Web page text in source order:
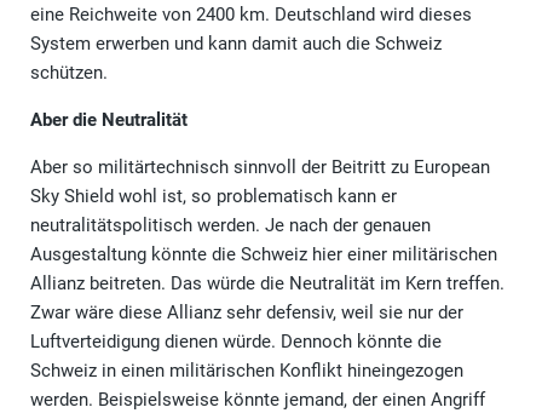
eine Reichweite von 2400 km. Deutschland wird dieses
System erwerben und kann damit auch die Schweiz
schützen.
Aber die Neutralität
Aber so militärtechnisch sinnvoll der Beitritt zu European
Sky Shield wohl ist, so problematisch kann er
neutralitätspolitisch werden. Je nach der genauen
Ausgestaltung könnte die Schweiz hier einer militärischen
Allianz beitreten. Das würde die Neutralität im Kern treffen.
Zwar wäre diese Allianz sehr defensiv, weil sie nur der
Luftverteidigung dienen würde. Dennoch könnte die
Schweiz in einen militärischen Konflikt hineingezogen
werden. Beispielsweise könnte jemand, der einen Angriff